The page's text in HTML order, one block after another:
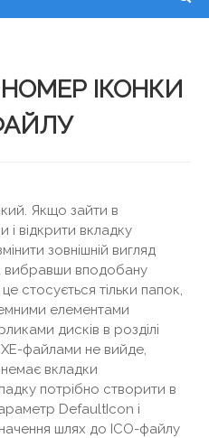
ІКОНКИ
Якщо зайти в
і відкрити вкладку
зовнішній вигляд
вибравши вподобану
стосується тільки папок,
елементами
дисків в розділі
файлами не вийде,
немає вкладки
потрібно створити в
DefaultIcon і
шлях до ICO-файлу